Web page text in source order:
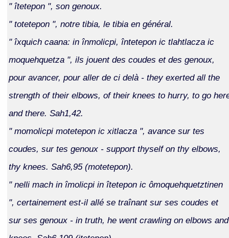
" îtetepon ", son genoux.
" totetepon ", notre tibia, le tibia en général.
" îxquich caana: in înmolicpi, întetepon ic tlahtlacza ic
moquehquetza ", ils jouent des coudes et des genoux,
pour avancer, pour aller de ci delà - they exerted all the
strength of their elbows, of their knees to hurry, to go
and there. Sah1,42.
" momolicpi motetepon ic xitlacza ", avance sur tes
coudes, sur tes genoux - support thyself on thy elbows,
thy knees. Sah6,95 (motetepon).
" nelli mach in îmolicpi in îtetepon ic ômoquehquetztinen
", certainement est-il allé se traînant sur ses coudes et
sur ses genoux - in truth, he went crawling on elbows and